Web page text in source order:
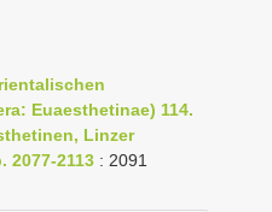
Euaesthetinae) 114.
Linzer
2077-2113 : 2091